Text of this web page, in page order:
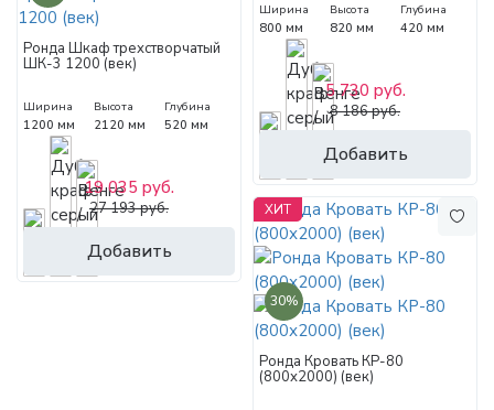
Ронда Шкаф трехстворчатый
ШК-3 1200 (век)
Ширина
1200 мм
Высота
2120 мм
Глубина
520 мм
Добавить
19 035 руб.
27 193 руб.
Ширина
800 мм
Высота
820 мм
Глубина
420 мм
Добавить
5 730 руб.
8 186 руб.
ХИТ
30%
Ронда Кровать КР-80
(800х2000) (век)